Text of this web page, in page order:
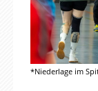
*Niederlage im